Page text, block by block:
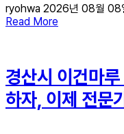
ryohwa 2026년 08월 08
Read More
경산시 이건마
하자, 이제 전문